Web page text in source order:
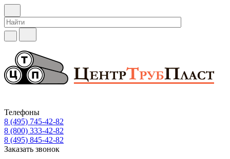
Телефоны
8 (495) 745-42-82
8 (800) 333-42-82
8 (495) 845-42-82
Заказать звонок